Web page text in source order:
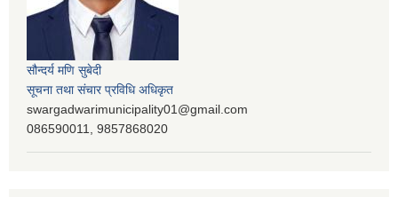
सौन्दर्य मणि सुबेदी
सूचना तथा संचार प्रविधि अधिकृत
swargadwarimunicipality01@gmail.com
086590011, 9857868020